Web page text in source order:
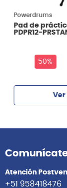
Powerdrums
Pad de
PDPR12-
50%
Atención
+51 958418476